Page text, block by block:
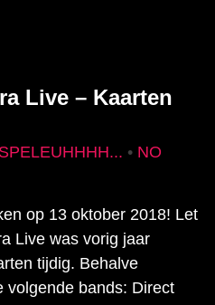
Live – Kaarten
SPELEUHHHH... • NO
op 13 oktober 2018! Let
Live was vorig jaar
tijdig. Behalve
volgende bands: Direct